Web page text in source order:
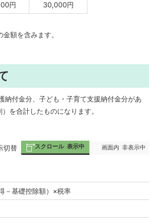
円 30,000円
額を含みます。
納付金分、子ども・子育て支援納付金分があ
を合計したものになります。
切替 スクロール 表示中 画面内 非表示中
－基礎控除額）×税率